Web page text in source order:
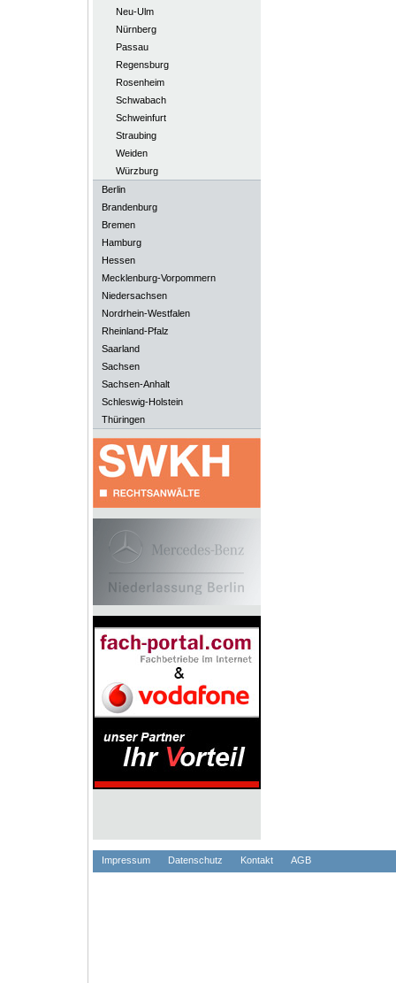
Neu-Ulm
Nürnberg
Passau
Regensburg
Rosenheim
Schwabach
Schweinfurt
Straubing
Weiden
Würzburg
Berlin
Brandenburg
Bremen
Hamburg
Hessen
Mecklenburg-Vorpommern
Niedersachsen
Nordrhein-Westfalen
Rheinland-Pfalz
Saarland
Sachsen
Sachsen-Anhalt
Schleswig-Holstein
Thüringen
Impressum Datenschutz Kontakt AGB